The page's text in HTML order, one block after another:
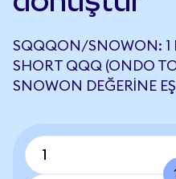
SQQQON/SNOWON: 1
SHORT QQQ (ONDO
SNOWON DEĞERINE